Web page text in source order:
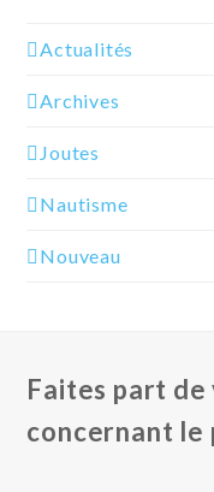
Actualités
Archives
Joutes
Nautisme
Nouveau
Faites part de
concernant le